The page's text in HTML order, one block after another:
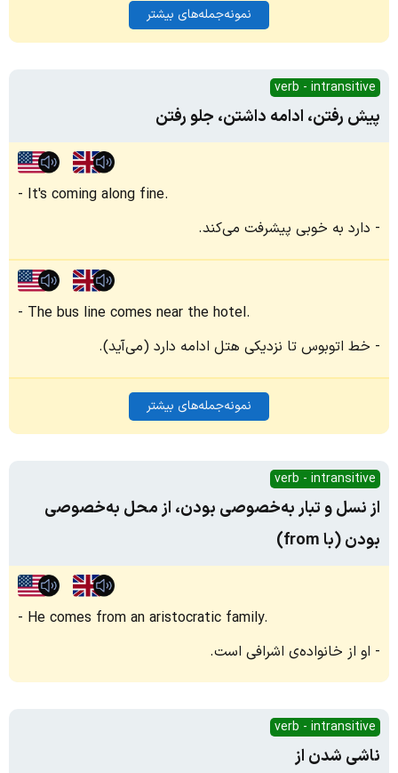
نمونه‌جمله‌های بیشتر
verb - intransitive
پیش رفتن، ادامه داشتن، جلو رفتن
It's coming along fine.
دارد به خوبی پیشرفت می‌کند.
The bus line comes near the hotel.
خط اتوبوس تا نزدیکی هتل ادامه دارد (می‌آید).
نمونه‌جمله‌های بیشتر
verb - intransitive
از نسل و تبار به‌خصوصی بودن، از محل به‌خصوصی
بودن (با from)
He comes from an aristocratic family.
او از خانواده‌ی اشرافی است.
verb - intransitive
ناشی شدن از